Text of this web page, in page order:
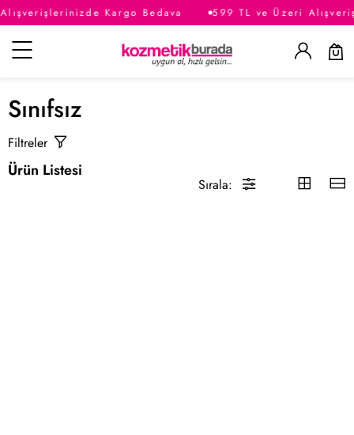
Kargo Bedava 599 TL ve Üzeri
Kategoriler
Sınıfsız
Filtreler
Ürün Listesi
Sırala: